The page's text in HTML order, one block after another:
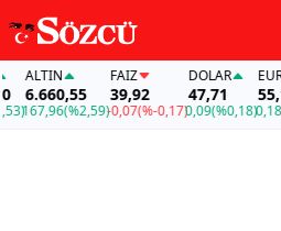
ALTIN
6.660,55
167,96(%2,59)
FAİZ
39,92
-0,07(%-0,17)
DOLAR
47,71
0,09(%0,18)
EURO
55,19
0,18